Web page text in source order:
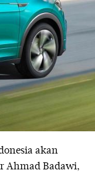
akan
Ahmad Badawi,